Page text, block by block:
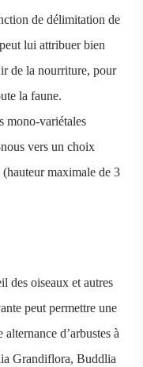
de délimitation de
lui attribuer bien
de la nourriture, pour
la faune.
mono-variétales
vers un choix
(hauteur maximale de 3
des oiseaux et autres
peut permettre une
d’arbustes à
Grandiflora, Buddlia